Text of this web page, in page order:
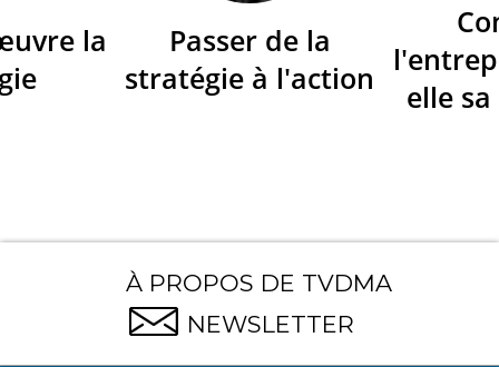
la
Passer de la
stratégie à l'action
elle
À PROPOS DE TVDMA
NEWSLETTER